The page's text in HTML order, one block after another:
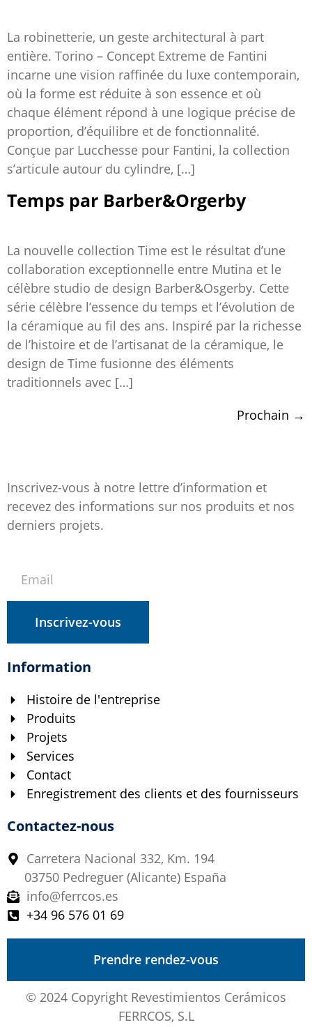
La robinetterie, un geste architectural à part
entière. Torino – Concept Extreme de Fantini
incarne une vision raffinée du luxe contemporain,
où la forme est réduite à son essence et où
chaque élément répond à une logique précise de
proportion, d’équilibre et de fonctionnalité.
Conçue par Lucchesse pour Fantini, la collection
s’articule autour du cylindre, […]
Temps par Barber&Orgerby
La nouvelle collection Time est le résultat d’une
collaboration exceptionnelle entre Mutina et le
célèbre studio de design Barber&Osgerby. Cette
série célèbre l’essence du temps et l’évolution de
la céramique au fil des ans. Inspiré par la richesse
de l’histoire et de l’artisanat de la céramique, le
design de Time fusionne des éléments
traditionnels avec […]
Prochain →
Inscrivez-vous à notre lettre d’information et
recevez des informations sur nos produits et nos
derniers projets.
Inscrivez-vous
Information
Histoire de l'entreprise
Produits
Projets
Services
Contact
Enregistrement des clients et des fournisseurs
Contactez-nous
Carretera Nacional 332, Km. 194
03750 Pedreguer (Alicante) España
info@ferrcos.es
+34 96 576 01 69
Prendre rendez-vous
© 2024 Copyright Revestimientos Cerámicos
FERRCOS, S.L